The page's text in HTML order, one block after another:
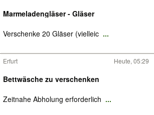
Marmeladengläser - Gläser
Verschenke 20 Gläser (vielleic ...
Erfurt Heute, 05:29
Bettwäsche zu verschenken
Zeitnahe Abholung erforderlich ...